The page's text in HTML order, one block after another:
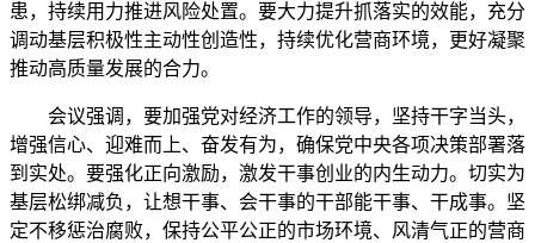
患，持续用力推进风险处置。要大力提升抓落实的效能，充分
调动基层积极性主动性创造性，持续优化营商环境，更好凝聚
推动高质量发展的合力。
会议强调，要加强党对经济工作的领导，坚持干字当头，
增强信心、迎难而上、奋发有为，确保党中央各项决策部署落
到实处。要强化正向激励，激发干事创业的内生动力。切实为
基层松绑减负，让想干事、会干事的干部能干事、干成事。坚
定不移惩治腐败，保持公平公正的市场环境、风清气正的营商